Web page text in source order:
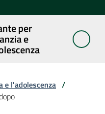
per
e
e l'adolescenza /